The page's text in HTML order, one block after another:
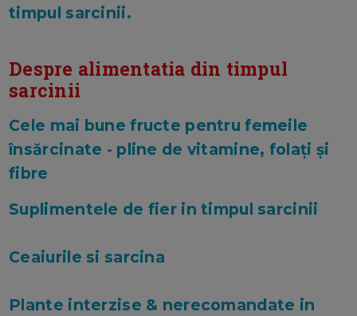
timpul sarcinii.
Despre alimentatia din timpul
sarcinii
Cele mai bune fructe pentru femeile
însărcinate - pline de vitamine, folați și
fibre
Suplimentele de fier in timpul sarcinii
Ceaiurile si sarcina
Plante interzise & nerecomandate in